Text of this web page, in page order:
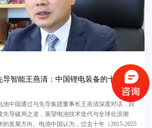
导智能王燕清：中国锂电装备的十年蝶变
池中国通过与先导集团董事长王燕清深度对话，回
先导破局之道，展望电池技术迭代与全球化浪潮
发展方向。电池中国认为，过去十年（2015-2025